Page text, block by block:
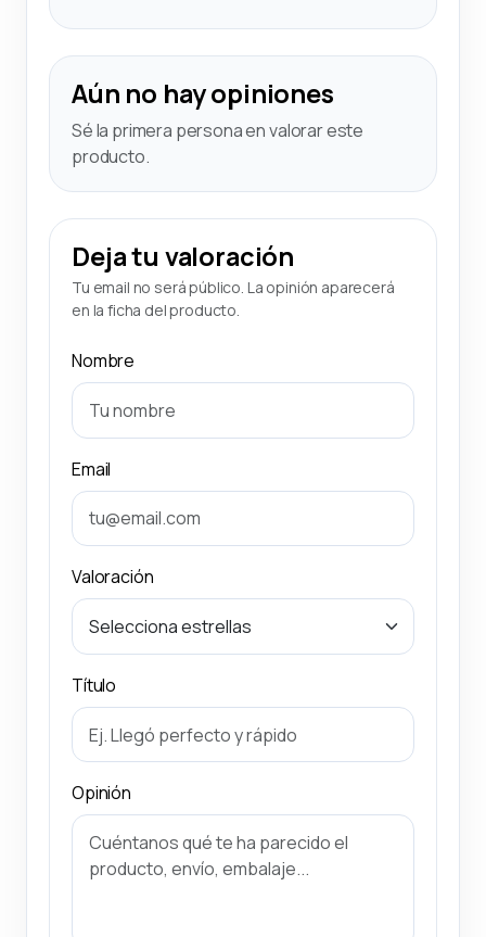
Aún no hay opiniones
Sé la primera persona en valorar este
producto.
Deja tu valoración
Tu email no será público. La opinión aparecerá
en la ficha del producto.
Nombre
Email
Valoración
Título
Opinión